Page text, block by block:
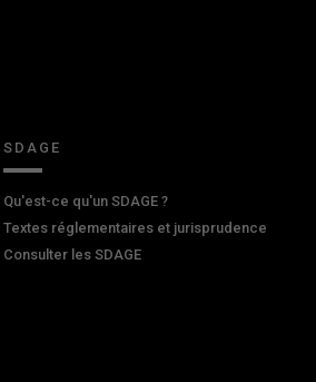
SDAGE
Qu'est-ce qu'un SDAGE ?
Textes réglementaires et jurisprudence
Consulter les SDAGE